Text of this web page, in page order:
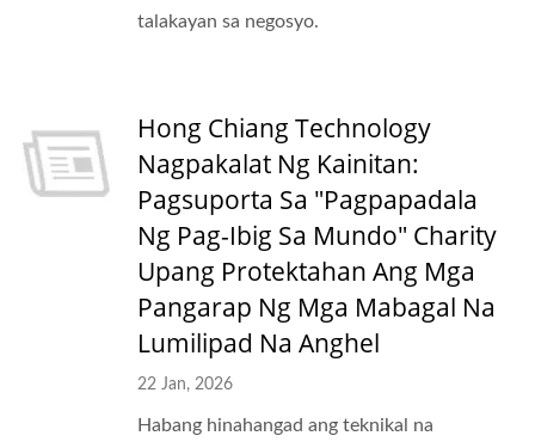
talakayan sa negosyo.
Hong Chiang Technology
Nagpakalat Ng Kainitan:
Pagsuporta Sa "Pagpapadala
Ng Pag-Ibig Sa Mundo" Charity
Upang Protektahan Ang Mga
Pangarap Ng Mga Mabagal Na
Lumilipad Na Anghel
22 Jan, 2026
Habang hinahangad ang teknikal na